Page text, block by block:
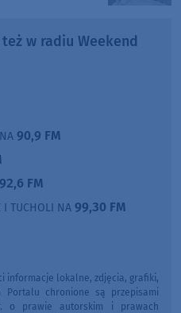
w radiu Weekend
90,9 FM
92,6 FM
I TUCHOLI NA 99,30 FM
informacje lokalne, zdjęcia, grafiki,
Portalu chronione są przepisami
o prawie autorskim i prawach